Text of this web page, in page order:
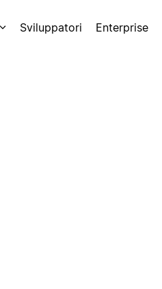
Sviluppatori Enterprise